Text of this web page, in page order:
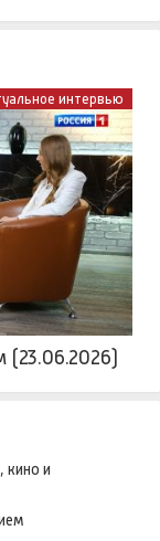
интервью
(23.06.2026)
кино и